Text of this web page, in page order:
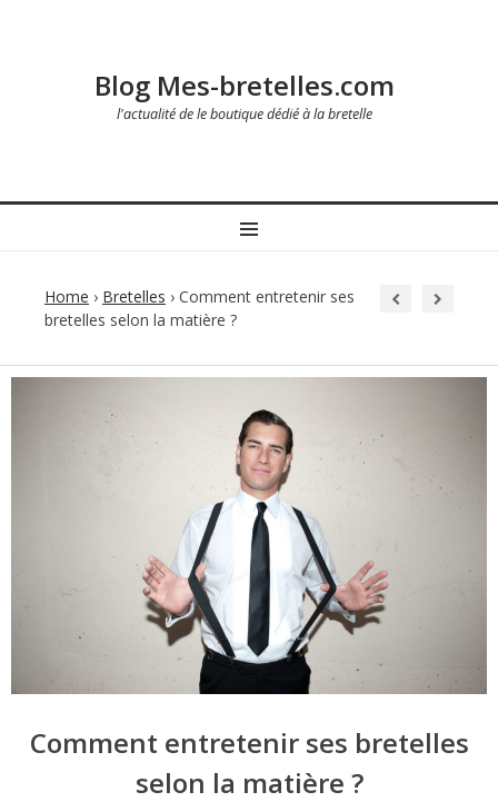
Blog Mes-bretelles.com
l'actualité de le boutique dédié à la bretelle
MENU
Home › Bretelles › Comment entretenir ses
bretelles selon la matière ?
Comment entretenir ses bretelles
selon la matière ?